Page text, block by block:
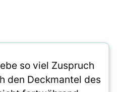
so viel Zuspruch
den Deckmantel des